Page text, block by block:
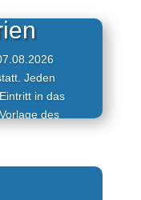
Jeden
in das
des